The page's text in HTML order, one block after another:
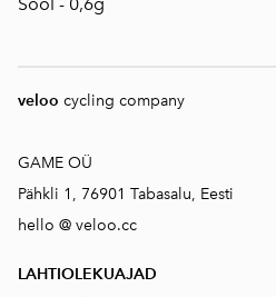
veloo cycling company
GAME OÜ
Pähkli 1, 76901 Tabasalu, Eesti
hello @ veloo.cc
LAHTIOLEKUAJAD